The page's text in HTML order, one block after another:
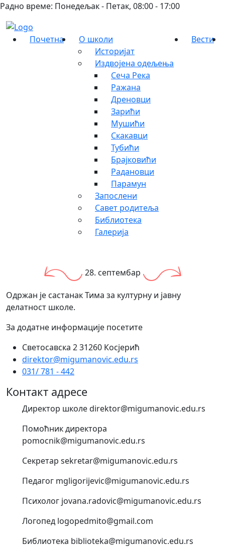
Радно време: Понедељак - Петак, 08:00 - 17:00
Почетна
О школи
Историјат
Издвојена одељења
Сеча Река
Ражана
Дреновци
Зарићи
Мушићи
Скакавци
Тубићи
Брајковићи
Радановци
Парамун
Запослени
Савет родитеља
Библиотека
Галерија
Вести
28. септембар
Одржан је састанак Тима за културну и јавну
делатност школе.
За додатне информације посетите
Светосавска 2 31260 Косјерић
direktor@migumanovic.edu.rs
031/ 781 - 442
Контакт адресе
Директор школе direktor@migumanovic.edu.rs
Помоћник директора
pomocnik@migumanovic.edu.rs
Секретар sekretar@migumanovic.edu.rs
Педагог mgligorijevic@migumanovic.edu.rs
Психолог jovana.radovic@migumanovic.edu.rs
Логопед logopedmito@gmail.com
Библиотека biblioteka@migumanovic.edu.rs